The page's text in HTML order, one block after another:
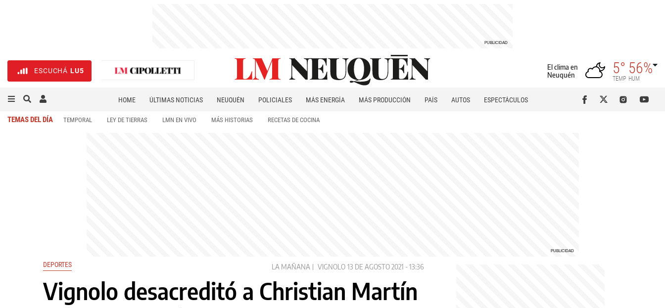
ESCUCHÁ LU5
El clima en
Neuquén
5°
TEMP
56%
HUM
HOME ÚLTIMAS NOTICIAS NEUQUÉN POLICIALES MÁS ENERGÍA MÁS PRODUCCIÓN PAÍS AUTOS
ESPECTÁCULOS
TEMAS DEL DÍA TEMPORAL LEY DE TIERRAS LMN EN VIVO MÁS HISTORIAS RECETAS DE COCINA
DEPORTES LA MAÑANA VIGNOLO 13 DE AGOSTO 2021 - 13:36
Vignolo desacreditó a Christian Martín